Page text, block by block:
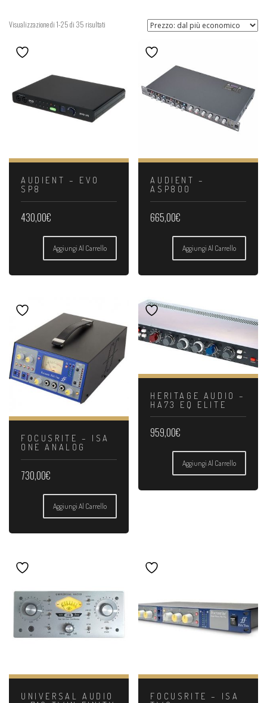
Visualizzazione di 1-25 di 35 risultati
AUDIENT – EVO
SP8
430,00€
Aggiungi Al Carrello
AUDIENT –
ASP800
665,00€
Aggiungi Al Carrello
FOCUSRITE – ISA
ONE ANALOG
730,00€
Aggiungi Al Carrello
HERITAGE AUDIO –
HA73 EQ ELITE
959,00€
Aggiungi Al Carrello
UNIVERSAL AUDIO
FOCUSRITE – ISA